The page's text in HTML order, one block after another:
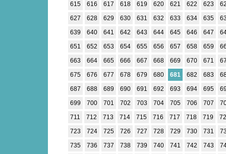
615
616 617 618 619 620 621 622 623
627
628 629 630 631 632 633 634 635
639
640 641 642 643 644 645 646 647
651
652 653 654 655 656 657 658 659
663
664 665 666 667 668 669 670 671
675
676 677 678 679 680 681 682 683
687
688 689 690 691 692 693 694 695
699
700 701 702 703 704 705 706 707
711
712 713 714 715 716 717 718 719
723
724 725 726 727 728 729 730 731
735
736 737 738 739 740 741 742 743